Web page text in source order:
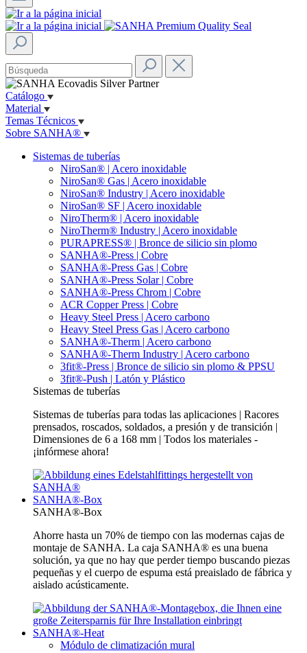
Catálogo
Material
Temas Técnicos
Sobre SANHA®
Sistemas de tuberías
NiroSan® | Acero inoxidable
NiroSan® Gas | Acero inoxidable
NiroSan® Industry | Acero inoxidable
NiroSan® SF | Acero inoxidable
NiroTherm® | Acero inoxidable
NiroTherm® Industry | Acero inoxidable
PURAPRESS® | Bronce de silicio sin plomo
SANHA®-Press | Cobre
SANHA®-Press Gas | Cobre
SANHA®-Press Solar | Cobre
SANHA®-Press Chrom | Cobre
ACR Copper Press | Cobre
Heavy Steel Press | Acero carbono
Heavy Steel Press Gas | Acero carbono
SANHA®-Therm | Acero carbono
SANHA®-Therm Industry | Acero carbono
3fit®-Press | Bronce de silicio sin plomo & PPSU
3fit®-Push | Latón y Plástico
Sistemas de tuberías
Sistemas de tuberías para todas las aplicaciones | Racores
prensados, roscados, soldados, a presión y de transición |
Dimensiones de 6 a 168 mm | Todos los materiales -
¡infórmese ahora!
SANHA®-Box
SANHA®-Box
Ahorre hasta un 70% de tiempo con las modernas cajas de
montaje de SANHA. La caja SANHA® es una buena
solución, ya que no hay que perder tiempo buscando piezas
pequeñas y el cuerpo de espuma está preaislado de fábrica y
aislado acústicamente.
SANHA®-Heat
Módulo de climatización mural